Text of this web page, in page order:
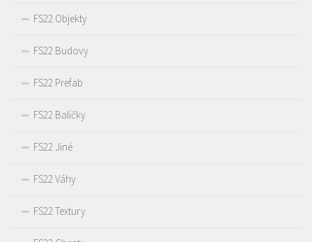
FS22 Objekty
FS22 Budovy
FS22 Prefab
FS22 Balíčky
FS22 Jiné
FS22 Váhy
FS22 Textury